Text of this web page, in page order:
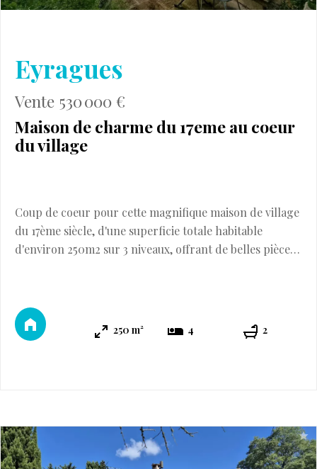
Eyragues
Vente 530 000 €
Maison de charme du 17eme au coeur
du village
Coup de coeur pour cette magnifique maison de village
du 17ème siècle, d'une superficie totale habitable
d'environ 250m2 sur 3 niveaux, offrant de belles pièces
d'années, en conservant les éléments et matériaux
anciens). En complément, elle profite d'un grand
250 m² 4 2